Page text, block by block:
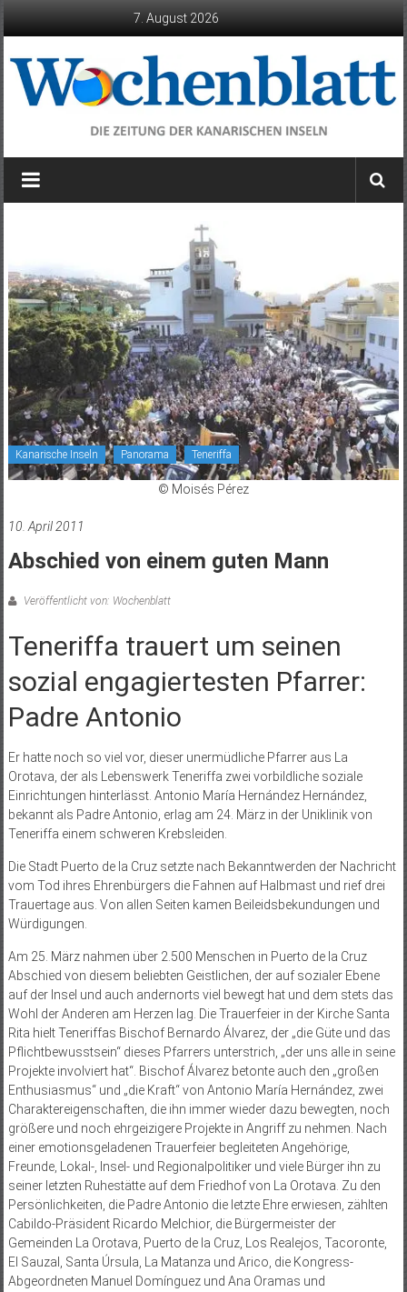
7. August 2026
Wochenblatt
die
Inseln
Kanarische Inseln Panorama Teneriffa
© Moisés Pérez
10. April 2011
Abschied von einem guten Mann
Veröffentlicht von: Wochenblatt
Teneriffa trauert um seinen
sozial engagiertesten Pfarrer:
Padre Antonio
Er hatte noch so viel vor, dieser unermüdliche Pfarrer aus La
Orotava, der als Lebenswerk Teneriffa zwei vorbildliche soziale
Einrichtungen hinterlässt. Antonio María Hernández Hernández,
bekannt als Padre Antonio, erlag am 24. März in der Uniklinik von
Teneriffa einem schweren Krebsleiden.
Die Stadt Puerto de la Cruz setzte nach Bekanntwerden der Nachricht
vom Tod ihres Ehrenbürgers die Fahnen auf Halbmast und rief drei
Trauertage aus. Von allen Seiten kamen Beileidsbekundungen und
Würdigungen.
Am 25. März nahmen über 2.500 Menschen in Puerto de la Cruz
Abschied von diesem beliebten Geistlichen, der auf sozialer Ebene
auf der Insel und auch andernorts viel bewegt hat und dem stets das
Wohl der Anderen am Herzen lag. Die Trauerfeier in der Kirche Santa
Rita hielt Teneriffas Bischof Bernardo Álvarez, der „die Güte und das
Pflichtbewusstsein“ dieses Pfarrers unterstrich, „der uns alle in seine
Projekte involviert hat“. Bischof Álvarez betonte auch den „großen
Enthusiasmus“ und „die Kraft“ von Antonio María Hernández, zwei
Charaktereigenschaften, die ihn immer wieder dazu bewegten, noch
größere und noch ehrgeizigere Projekte in Angriff zu nehmen. Nach
einer emotionsgeladenen Trauerfeier begleiteten Angehörige,
Freunde, Lokal-, Insel- und Regionalpolitiker und viele Bürger ihn zu
seiner letzten Ruhestätte auf dem Friedhof von La Orotava. Zu den
Persönlichkeiten, die Padre Antonio die letzte Ehre erwiesen, zählten
Cabildo-Präsident Ricardo Melchior, die Bürgermeister der
Gemeinden La Orotava, Puerto de la Cruz, Los Realejos, Tacoronte,
El Sauzal, Santa Úrsula, La Matanza und Arico, die Kongress-
Abgeordneten Manuel Domínguez und Ana Oramas und